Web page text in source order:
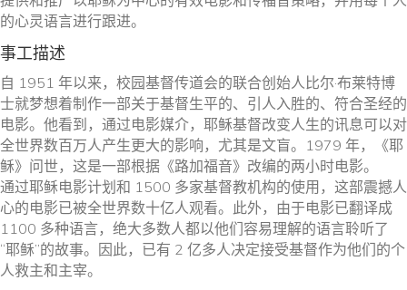
的心灵语言进行跟进。
事工描述
自 1951 年以来，校园基督传道会的联合创始人比尔·布莱特博
士就梦想着制作一部关于基督生平的、引人入胜的、符合圣经的
电影。他看到，通过电影媒介，耶稣基督改变人生的讯息可以对
全世界数百万人产生更大的影响，尤其是文盲。1979 年，《耶
稣》问世，这是一部根据《路加福音》改编的两小时电影。
通过耶稣电影计划和 1500 多家基督教机构的使用，这部震撼人
心的电影已被全世界数十亿人观看。此外，由于电影已翻译成
1100 多种语言，绝大多数人都以他们容易理解的语言聆听了
“耶稣”的故事。因此，已有 2 亿多人决定接受基督作为他们的个
人救主和主宰。